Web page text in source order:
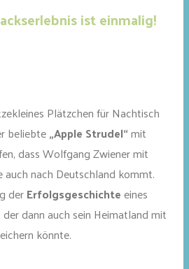
ist einmalig!
Plätzchen für Nachtisch
beliebte„Apple Strudel“mit
dass Wolfgang Zwiener mit
auch nach Deutschland kommt.
derErfolgsgeschichte eines
dann auch sein Heimatland mit
könnte.